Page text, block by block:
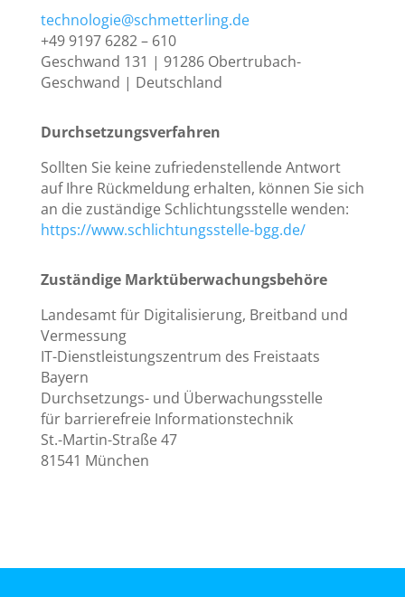
technologie@schmetterling.de
+49 9197 6282 – 610
Geschwand 131 | 91286 Obertrubach-
Geschwand | Deutschland
Durchsetzungsverfahren
Sollten Sie keine zufriedenstellende Antwort
auf Ihre Rückmeldung erhalten, können Sie sich
an die zuständige Schlichtungsstelle wenden:
https://www.schlichtungsstelle-bgg.de/
Zuständige Marktüberwachungsbehöre
Landesamt für Digitalisierung, Breitband und
Vermessung
IT-Dienstleistungszentrum des Freistaats
Bayern
Durchsetzungs- und Überwachungsstelle
für barrierefreie Informationstechnik
St.-Martin-Straße 47
81541 München